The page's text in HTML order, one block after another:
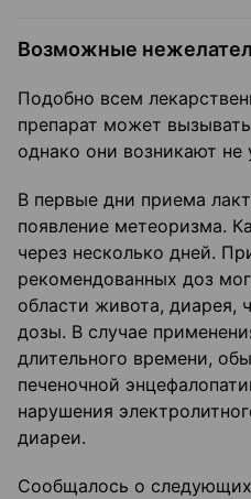
Возможные
Подобно всем
препарат может
однако они возникают не
В первые дни приема
появление метеоризма.
через несколько дней.
рекомендованных доз
области живота, диарея,
дозы. В случае
длительного времени,
печеночной
нарушения
диареи.
Сообщалось о